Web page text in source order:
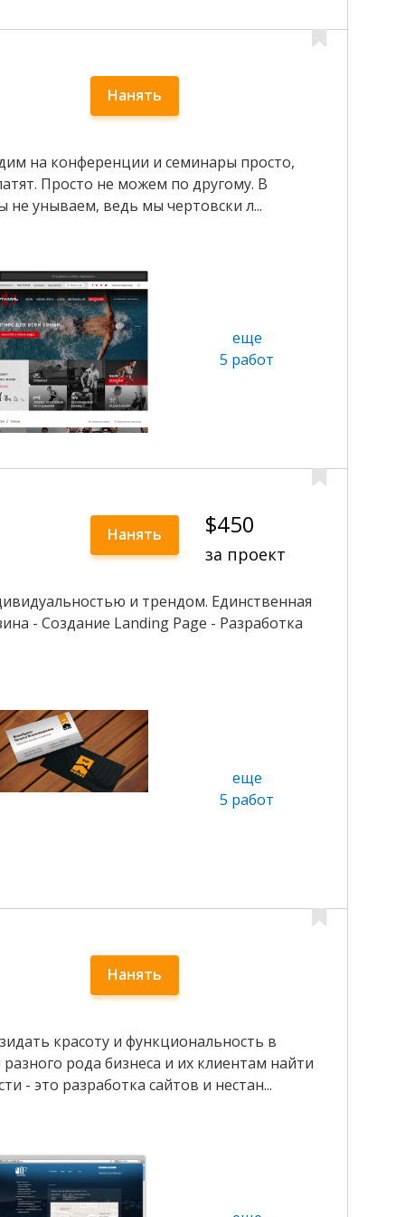
Нанять
на конференции и семинары просто,
Просто не можем по другому. В
не унываем, ведь мы чертовски л...
еще
5 работ
$450
за проект
Нанять
и трендом. Единственная
- Создание Landing Page - Разработка
еще
5 работ
Нанять
красоту и функциональность в
рода бизнеса и их клиентам найти
- это разработка сайтов и нестан...